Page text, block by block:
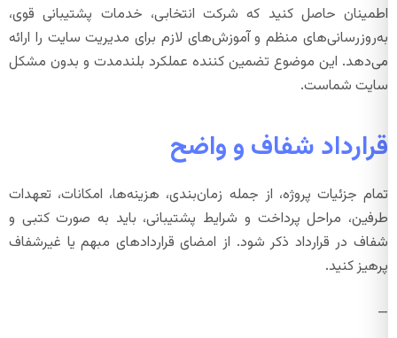
اطمینان حاصل کنید که شرکت انتخابی، خدمات پشتیبانی قوی،
به‌روزرسانی‌های منظم و آموزش‌های لازم برای مدیریت سایت را ارائه
می‌دهد. این موضوع تضمین کننده عملکرد بلندمدت و بدون مشکل
سایت شماست.
قرارداد شفاف و واضح
تمام جزئیات پروژه، از جمله زمان‌بندی، هزینه‌ها، امکانات، تعهدات
طرفین، مراحل پرداخت و شرایط پشتیبانی، باید به صورت کتبی و
شفاف در قرارداد ذکر شود. از امضای قراردادهای مبهم یا غیرشفاف
پرهیز کنید.
—